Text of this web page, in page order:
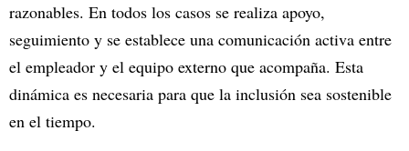
razonables. En todos los casos se realiza apoyo,
seguimiento y se establece una comunicación activa entre
el empleador y el equipo externo que acompaña. Esta
dinámica es necesaria para que la inclusión sea sostenible
en el tiempo.